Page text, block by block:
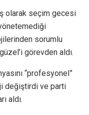
olarak seçim gecesi
sorumlu
görevden aldı.
“profesyonel”
değiştirdi ve parti
aldı.